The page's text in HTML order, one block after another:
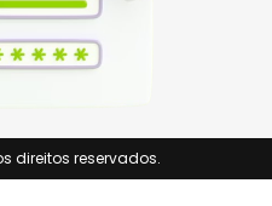
direitos reservados.